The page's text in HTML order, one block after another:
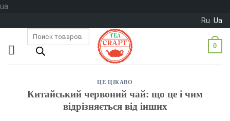
ua
content
Ru Ua
0
ЦЕ ЦІКАВО
Китайський червоний чай: що це і чим
відрізняється від інших